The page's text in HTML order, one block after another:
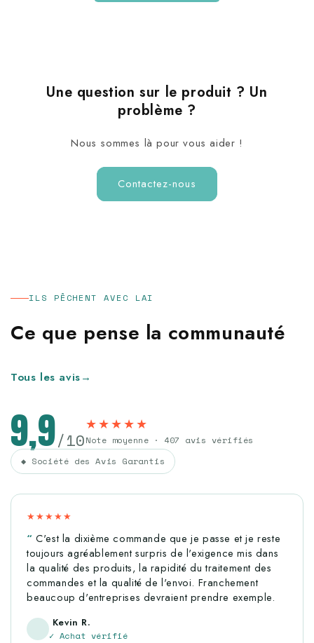
Une question sur le produit ? Un
problème ?
Nous sommes là pour vous aider !
Contactez-nous
ILS PÊCHENT AVEC LAI
Ce que pense la communauté
Tous les avis→
9,9/10
★★★★★
Note moyenne · 407 avis vérifiés
◆ Société des Avis Garantis
★★★★★
C'est la dixième commande que je passe et je reste
toujours agréablement surpris de l'exigence mis dans
la qualité des produits, la rapidité du traitement des
commandes et la qualité de l'envoi. Franchement
beaucoup d'entreprises devraient prendre exemple.
Kevin R.
✓ Achat vérifié